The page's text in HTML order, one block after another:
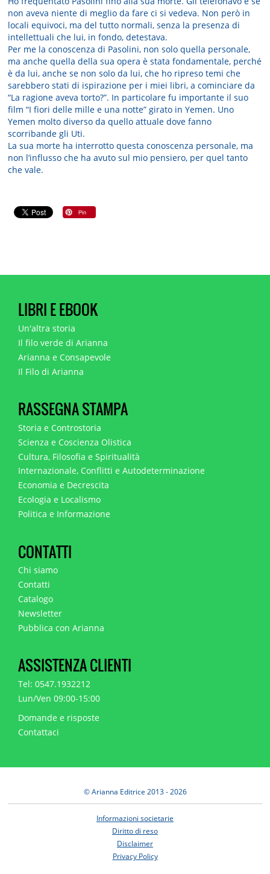
non aveva niente di meglio da fare ci si vedeva. Non però in
locali equivoci, ma del tutto normali, senza la presenza di
intellettuali che lui, in fondo, detestava.
Per me la conoscenza di Pasolini, non solo quella personale,
ma anche quella della sua opera è stata fondamentale, perché
è da lui, anche se non solo da lui, che ho ripreso temi che
sarebbero stati di ispirazione per i miei libri, a cominciare da
“La ragione aveva torto?”. In particolare fu importante il suo
film “I fiori delle mille e una notte” girato in Yemen. Uno
Yemen molto diverso da quello attuale dove fanno
scorribande gli Uti.
La sua morte ha interrotto questa conoscenza personale, ma
non l’influsso che ha avuto sul mio pensiero, per quel tanto
che vale.
LIBRI E EBOOK
Un'altra storia
Il filo verde di Arianna
Arianna e Consapevole
Il Filo di Arianna
RASSEGNA STAMPA
Storia e Controstoria
Scienza e Coscienza Olistica
Cultura, Filosofia e Spiritualità
Internazionale, Conflitti e Autodeterminazione
Economia e Decrescita
Ecologia e Localismo
Politica e Informazione
CONTATTI
Chi siamo
Contatti
Catalogo
Newsletter
Pubblica con Arianna
ASSISTENZA CLIENTI
Tel: 0547.1932212
Lun/Ven 09:00-15:00
Domande e risposte
Contattaci
© Arianna Editrice 2013 - 2026
Informazioni societarie
Diritto di reso
Disclaimer
Privacy Policy